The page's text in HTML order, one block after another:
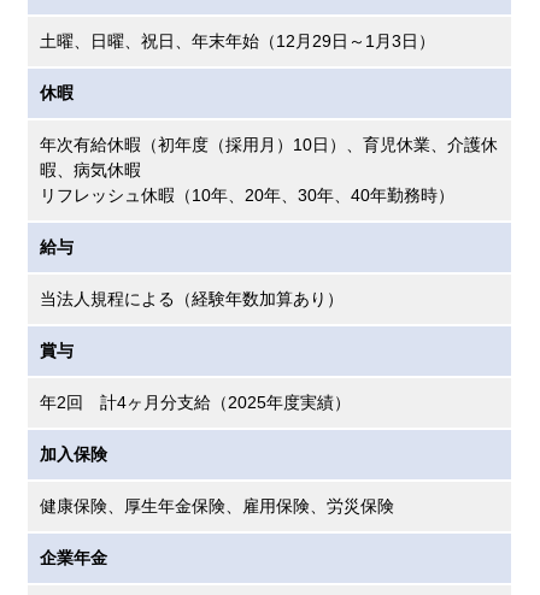
土曜、日曜、祝日、年末年始（12月29日～1月3日）
休暇
年次有給休暇（初年度（採用月）10日）、育児休業、介護休
暇、病気休暇
リフレッシュ休暇（10年、20年、30年、40年勤務時）
給与
当法人規程による（経験年数加算あり）
賞与
年2回 計4ヶ月分支給（2025年度実績）
加入保険
健康保険、厚生年金保険、雇用保険、労災保険
企業年金